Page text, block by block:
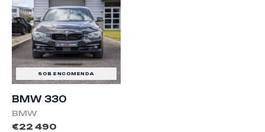
SOB ENCOMENDA
BMW 330
BMW
€22 490